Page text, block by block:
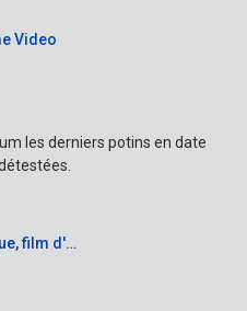
Video
les derniers potins en date
film d'…